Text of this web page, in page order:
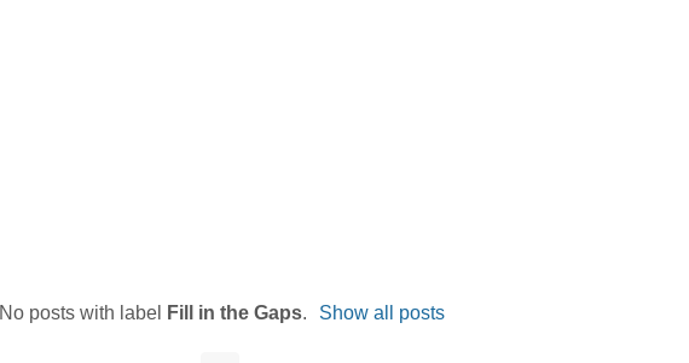
No posts with label Fill in the Gaps. Show all posts